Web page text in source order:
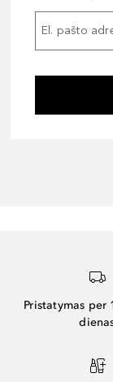
El. pašto
Pristatymas per